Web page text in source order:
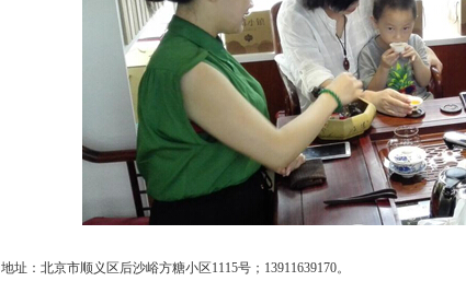
地址：北京市顺义区后沙峪方糖小区1115号；13911639170。